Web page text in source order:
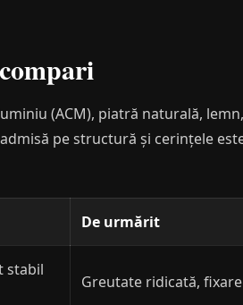
(ACM), piatră naturală,
pe structură și cerințele
De urmărit
stabil
Greutate ridicată,